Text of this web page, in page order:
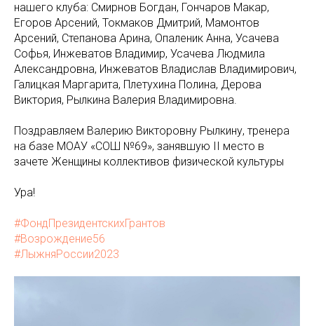
нашего клуба: Смирнов Богдан, Гончаров Макар,
Егоров Арсений, Токмаков Дмитрий, Мамонтов
Арсений, Степанова Арина, Опаленик Анна, Усачева
Софья, Инжеватов Владимир, Усачева Людмила
Александровна, Инжеватов Владислав Владимирович,
Галицкая Маргарита, Плетухина Полина, Дерова
Виктория, Рылкина Валерия Владимировна.
Поздравляем Валерию Викторовну Рылкину, тренера
на базе МОАУ «СОШ №69», занявшую II место в
зачете Женщины коллективов физической культуры
Ура!
#ФондПрезидентскихГрантов
#Возрождение56
#ЛыжняРоссии2023